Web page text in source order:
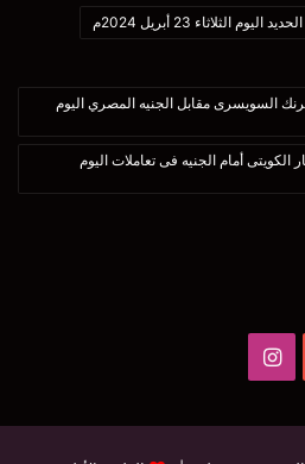
23 أبريل 2024م
السويسرى مقابل الجنيه المصري اليوم
أمام الجنيه فى تعاملات اليوم
‫YouTube